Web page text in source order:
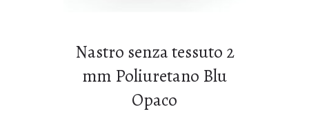
Nastro senza tessuto 2
mm Poliuretano Blu
Opaco